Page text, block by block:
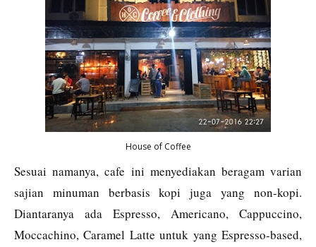
House of Coffee
Sesuai namanya, cafe ini menyediakan beragam varian
sajian minuman berbasis kopi juga yang non-kopi.
Diantaranya ada Espresso, Americano, Cappuccino,
Moccachino, Caramel Latte untuk yang Espresso-based,